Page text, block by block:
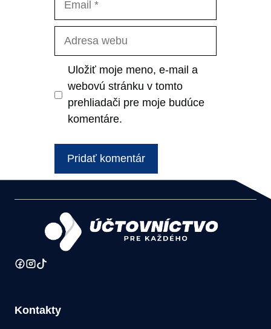
Adresa
Uložiť moje meno, e-mail a
webovú stránku v tomto
prehliadači pre moje budúce
komentáre.
Kontakty